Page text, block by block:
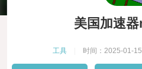
美国加速
工具 时间：2025-01-15